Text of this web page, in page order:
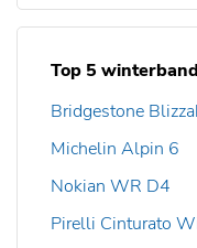
Top 5
Bridgestone
Michelin Alpin 6
Nokian WR D4
Pirelli Cinturato